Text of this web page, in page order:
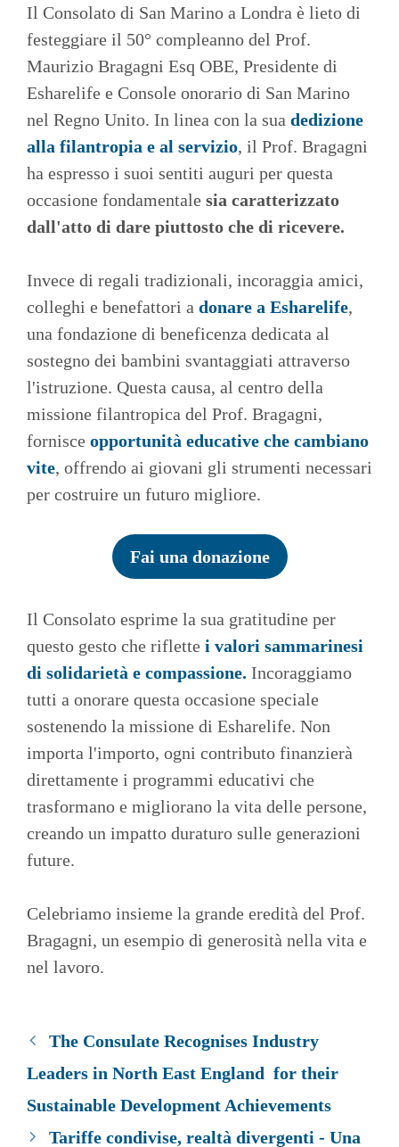
Il Consolato di San Marino a Londra è lieto di
festeggiare il 50° compleanno del Prof.
Maurizio Bragagni Esq OBE, Presidente di
Esharelife e Console onorario di San Marino
nel Regno Unito. In linea con la sua dedizione
alla filantropia e al servizio, il Prof. Bragagni
ha espresso i suoi sentiti auguri per questa
occasione fondamentale sia caratterizzato
dall'atto di dare piuttosto che di ricevere.
Invece di regali tradizionali, incoraggia amici,
colleghi e benefattori a donare a Esharelife,
una fondazione di beneficenza dedicata al
sostegno dei bambini svantaggiati attraverso
l'istruzione. Questa causa, al centro della
missione filantropica del Prof. Bragagni,
fornisce opportunità educative che cambiano
vite, offrendo ai giovani gli strumenti necessari
per costruire un futuro migliore.
Fai una donazione
Il Consolato esprime la sua gratitudine per
questo gesto che riflette i valori sammarinesi
di solidarietà e compassione. Incoraggiamo
tutti a onorare questa occasione speciale
sostenendo la missione di Esharelife. Non
importa l'importo, ogni contributo finanzierà
direttamente i programmi educativi che
trasformano e migliorano la vita delle persone,
creando un impatto duraturo sulle generazioni
future.
Celebriamo insieme la grande eredità del Prof.
Bragagni, un esempio di generosità nella vita e
nel lavoro.
The Consulate Recognises Industry
Leaders in North East England for their
Sustainable Development Achievements
Tariffe condivise, realtà divergenti - Una